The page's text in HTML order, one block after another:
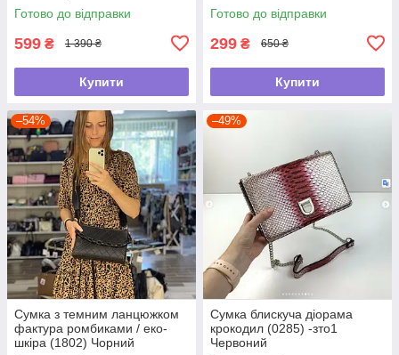
Готово до відправки
599 ₴ 1 390 ₴
Купити
Готово до відправки
299 ₴ 650 ₴
Купити
–54%
Сумка з темним ланцюжком
фактура ромбиками / еко-
шкіра (1802) Чорний
–49%
Сумка блискуча діорама
крокодил (0285) -зто1
Червоний